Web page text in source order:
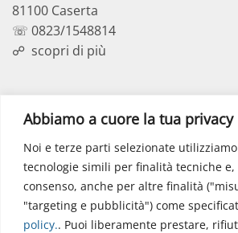
Abbiamo a cuore la tua privacy
Noi e terze parti selezionate
tecnologie simili per finalità tecniche
consenso, anche per altre finalità
"targeting e pubblicità") come
policy.. Puoi liberamente prestare,
81100 Caserta
☏ 0823/1548814
☍ scopri di più
Via dell’Elettronica
86077 Pozzilli (IS)
☏ 0865/915407